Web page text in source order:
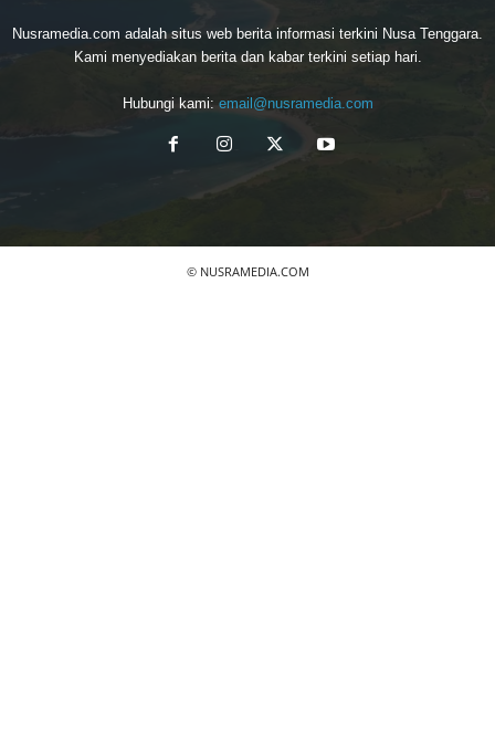
Nusramedia.com adalah situs web berita informasi terkini Nusa Tenggara.
Kami menyediakan berita dan kabar terkini setiap hari.
Hubungi kami: email@nusramedia.com
© NUSRAMEDIA.COM